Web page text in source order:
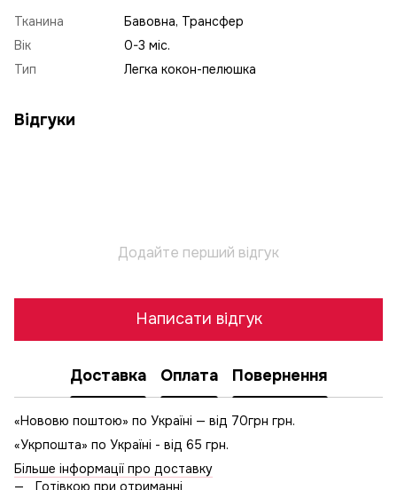
Тканина
Бавовна, Трансфер
Вік
0-3 міс.
Тип
Легка кокон-пелюшка
Відгуки
Додайте перший відгук
Написати відгук
Доставка Оплата Повернення
«Нововю поштою» по Україні — від 70грн грн.
«Укрпошта» по Україні - від 65 грн.
Більше інформації про доставку
Готівкою при отриманні